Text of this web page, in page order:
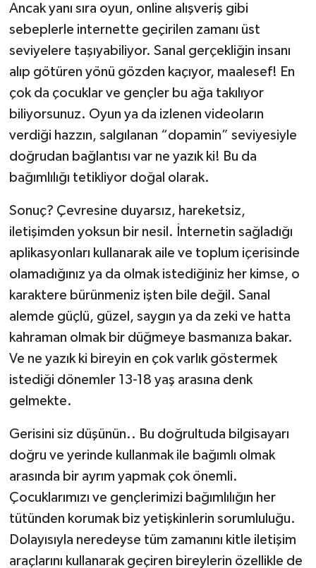
Ancak yanı sıra oyun, online alışveriş gibi
sebeplerle internette geçirilen zamanı üst
seviyelere taşıyabiliyor. Sanal gerçekliğin insanı
alıp götüren yönü gözden kaçıyor, maalesef! En
çok da çocuklar ve gençler bu ağa takılıyor
biliyorsunuz. Oyun ya da izlenen videoların
verdiği hazzın, salgılanan “dopamin” seviyesiyle
doğrudan bağlantısı var ne yazık ki! Bu da
bağımlılığı tetikliyor doğal olarak.
Sonuç? Çevresine duyarsız, hareketsiz,
iletişimden yoksun bir nesil. İnternetin sağladığı
aplikasyonları kullanarak aile ve toplum içerisinde
olamadığınız ya da olmak istediğiniz her kimse, o
karaktere bürünmeniz işten bile değil. Sanal
alemde güçlü, güzel, saygın ya da zeki ve hatta
kahraman olmak bir düğmeye basmanıza bakar.
Ve ne yazık ki bireyin en çok varlık göstermek
istediği dönemler 13-18 yaş arasına denk
gelmekte.
Gerisini siz düşünün.. Bu doğrultuda bilgisayarı
doğru ve yerinde kullanmak ile bağımlı olmak
arasında bir ayrım yapmak çok önemli.
Çocuklarımızı ve gençlerimizi bağımlılığın her
tütünden korumak biz yetişkinlerin sorumluluğu.
Dolayısıyla neredeyse tüm zamanını kitle iletişim
araçlarını kullanarak geçiren bireylerin özellikle de